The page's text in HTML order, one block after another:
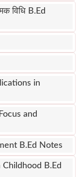
विधि B.Ed
in
and
B.Ed Notes
Childhood B.Ed